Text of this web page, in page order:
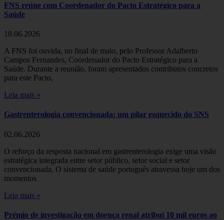
FNS reúne com Coordenador do Pacto Estratégico para a
Saúde
18.06.2026
A FNS foi ouvida, no final de maio, pelo Professor Adalberto
Campos Fernandes, Coordenador do Pacto Estratégico para a
Saúde. Durante a reunião, foram apresentados contributos concretos
para este Pacto,
Leia mais »
Gastrenterologia convencionada: um pilar esquecido do SNS
02.06.2026
O reforço da resposta nacional em gastrenterologia exige uma visão
estratégica integrada entre setor público, setor social e setor
convencionada. O sistema de saúde português atravessa hoje um dos
momentos
Leia mais »
Prémio de investigação em doença renal atribui 10 mil euros ao